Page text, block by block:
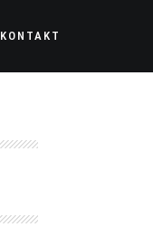
KONTAKT